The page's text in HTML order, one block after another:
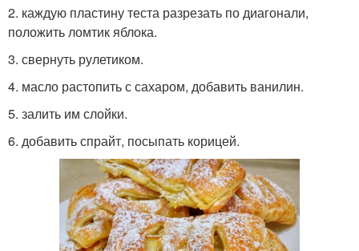
2. каждую пластину теста разрезать по диагонали,
положить ломтик яблока.
3. свернуть рулетиком.
4. масло растопить с сахаром, добавить ванилин.
5. залить им слойки.
6. добавить спрайт, посыпать корицей.